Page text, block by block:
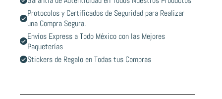
Protocolos y Certificados de Seguridad para Realizar
una Compra Segura.
Envíos Express a Todo México con las Mejores
Paqueterías
Stickers de Regalo en Todas tus Compras